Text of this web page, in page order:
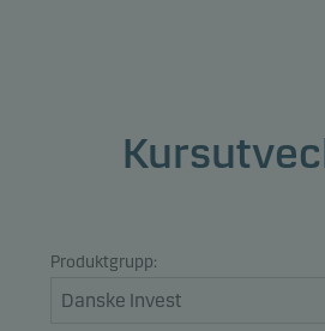
Produktgrupp: